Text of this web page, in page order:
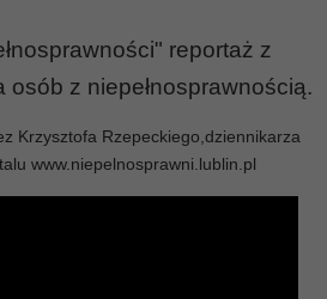
reportaż z
osób z niepełnosprawnością.
Krzysztofa Rzepeckiego,dziennikarza
www.niepelnosprawni.lublin.pl